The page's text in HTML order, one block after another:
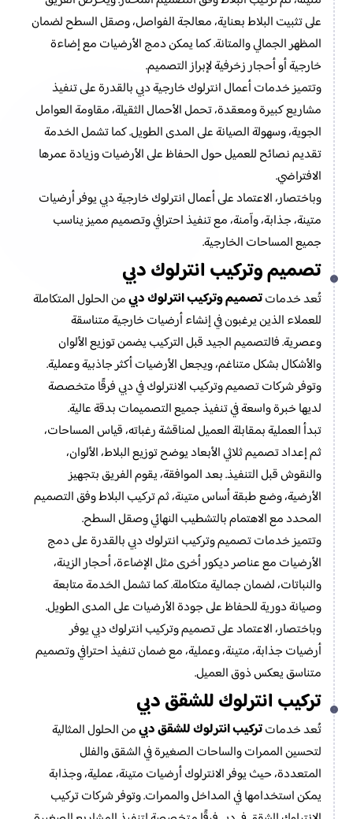
على تثبيت البلاط بعناية، معالجة الفواصل، وصقل السطح لضمان
المظهر الجمالي والمتانة. كما يمكن دمج الأرضيات مع إضاءة
خارجية أو أحجار زخرفية لإبراز التصميم.
وتتميز خدمات أعمال انترلوك خارجية دبي بالقدرة على تنفيذ
مشاريع كبيرة ومعقدة، تحمل الأحمال الثقيلة، مقاومة العوامل
الجوية، وسهولة الصيانة على المدى الطويل. كما تشمل الخدمة
تقديم نصائح للعميل حول الحفاظ على الأرضيات وزيادة عمرها
الافتراضي.
وباختصار، الاعتماد على أعمال انترلوك خارجية دبي يوفر أرضيات
متينة، جذابة، وآمنة، مع تنفيذ احترافي وتصميم مميز يناسب
جميع المساحات الخارجية.
تصميم وتركيب انترلوك دبي
تُعد خدماتتصميم وتركيب انترلوك دبيمن الحلول المتكاملة
للعملاء الذين يرغبون في إنشاء أرضيات خارجية متناسقة
وعصرية. فالتصميم الجيد قبل التركيب يضمن توزيع الألوان
والأشكال بشكل متناغم، ويجعل الأرضيات أكثر جاذبية وعملية.
وتوفر شركات تصميم وتركيب الانترلوك في دبي فرقًا متخصصة
لديها خبرة واسعة في تنفيذ جميع التصميمات بدقة عالية.
تبدأ العملية بمقابلة العميل لمناقشة رغباته، قياس المساحات،
ثم إعداد تصميم ثلاثي الأبعاد يوضح توزيع البلاط، الألوان،
والنقوش قبل التنفيذ. بعد الموافقة، يقوم الفريق بتجهيز
الأرضية، وضع طبقة أساس متينة، ثم تركيب البلاط وفق التصميم
المحدد مع الاهتمام بالتشطيب النهائي وصقل السطح.
وتتميز خدمات تصميم وتركيب انترلوك دبي بالقدرة على دمج
الأرضيات مع عناصر ديكور أخرى مثل الإضاءة، أحجار الزينة،
والنباتات، لضمان جمالية متكاملة. كما تشمل الخدمة متابعة
وصيانة دورية للحفاظ على جودة الأرضيات على المدى الطويل.
وباختصار، الاعتماد على تصميم وتركيب انترلوك دبي يوفر
أرضيات جذابة، متينة، وعملية، مع ضمان تنفيذ احترافي وتصميم
متناسق يعكس ذوق العميل.
تركيب انترلوك للشقق دبي
تُعد خدماتتركيب انترلوك للشقق دبيمن الحلول المثالية
لتحسين الممرات والساحات الصغيرة في الشقق والفلل
المتعددة، حيث يوفر الانترلوك أرضيات متينة، عملية، وجذابة
يمكن استخدامها في المداخل والممرات. وتوفر شركات تركيب